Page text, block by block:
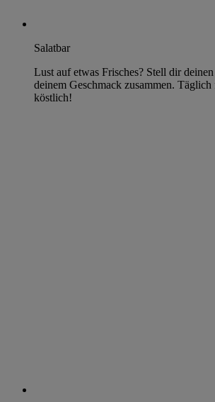
Salatbar
Lust auf etwas Frisches? Stell dir
deinem Geschmack zusammen.
köstlich!